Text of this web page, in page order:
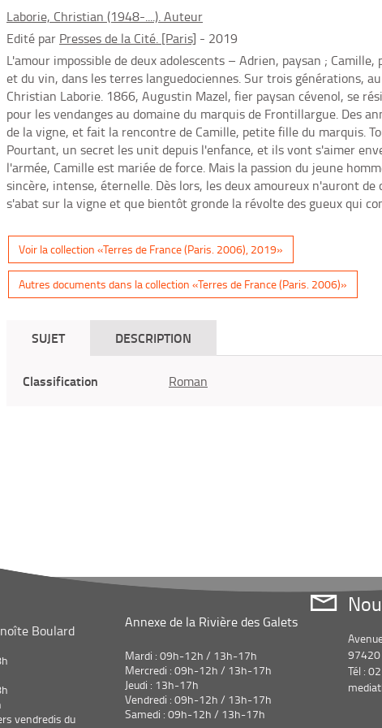
Laborie, Christian (1948-....). Auteur
Edité par Presses de la Cité. [Paris] - 2019
L'amour impossible de deux adolescents – Adrien, paysan ;
et du vin, dans les terres languedociennes. Sur trois générations,
Christian Laborie. 1866, Augustin Mazel, fier paysan cévenol, se
pour les vendanges au domaine du marquis de Frontillargue. Des
de la vigne, et fait la rencontre de Camille, petite fille du marquis.
Pourtant, un secret les unit depuis l'enfance, et ils vont s'aimer
l'armée, Camille est mariée de force. Mais la passion du jeune
sincère, intense, éternelle. Dès lors, les deux amoureux n'auront
s'abat sur la vigne et que bientôt gronde la révolte des gueux qui
Voir la collection «Terres de France (Paris. 2006), 2019»
Autres documents dans la collection «Terres de France (Paris. 2006)»
SUJET DESCRIPTION
Classification Roman
Boulard
vendredis du
Annexe de la Rivière des Galets
Mardi : 09h-12h / 13h-17h
Mercredi : 09h-12h / 13h-17h
Jeudi : 13h-17h
Vendredi : 09h-12h / 13h-17h
Samedi : 09h-12h / 13h-17h
97420
Tél :